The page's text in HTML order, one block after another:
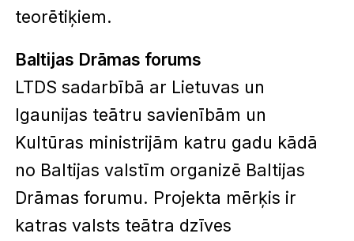
teorētiķiem.
Baltijas Drāmas forums
LTDS sadarbībā ar Lietuvas un
Igaunijas teātru savienībām un
Kultūras ministrijām katru gadu kādā
no Baltijas valstīm organizē Baltijas
Drāmas forumu. Projekta mērķis ir
katras valsts teātra dzīves